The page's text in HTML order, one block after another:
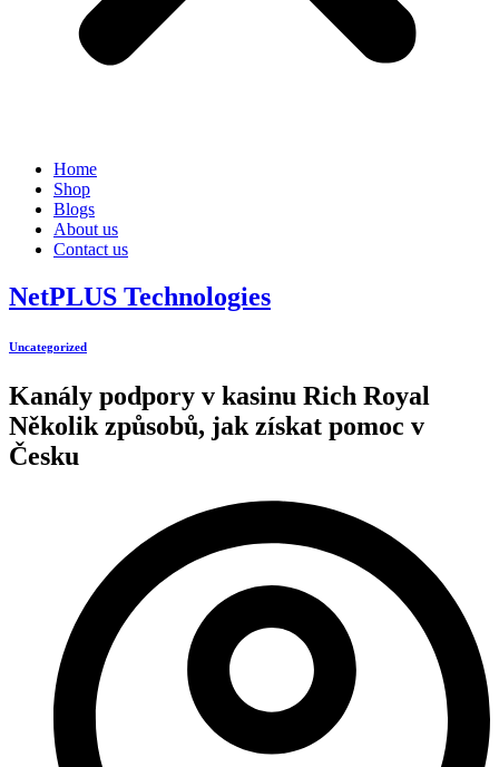
Home
Shop
Blogs
About us
Contact us
NetPLUS Technologies
Uncategorized
Kanály podpory v kasinu Rich Royal
Několik způsobů, jak získat pomoc v
Česku